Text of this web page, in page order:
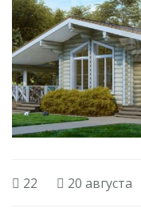
22 20 августа